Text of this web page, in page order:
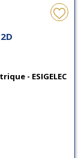
- ESIGELEC